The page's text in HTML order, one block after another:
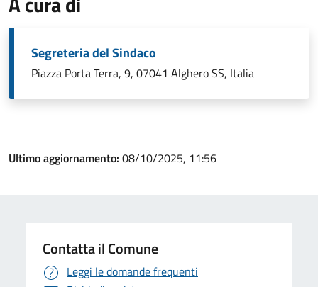
Segreteria del Sindaco
Piazza Porta Terra, 9, 07041 Alghero SS, Italia
Ultimo aggiornamento: 08/10/2025, 11:56
Contatta il Comune
Leggi le domande frequenti